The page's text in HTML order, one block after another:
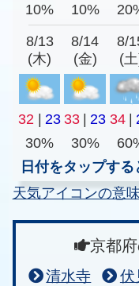
10%
10%
8/13
(木)
8/14
(金)
8/
(
32 | 23 33 | 23 34 |
30%
30%
日付をタップす
天気アイコンの意
京都
清水寺 伏